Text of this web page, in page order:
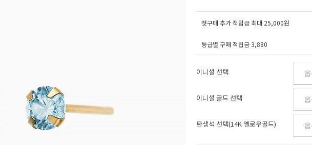
첫구매 추가 적립금 최대 25,000원
등급별 구매 적립금3,880
이니셜 선택
이니셜 골드 선택
탄생석 선택(14K 옐로우골드)